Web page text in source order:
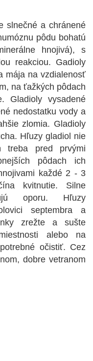
slnečné a chránené
pôdu bohatú
hnojivá), s
reakciou. Gadioly
mája na vzdialenosť
na ťažkých pôdach
Gladioly vysadené
nedostatku vody a
zlomia. Gladioly
Hľuzy gladiol nie
treba pred prvými
pôdach ich
každé 2 - 3
kvitnutie. Silne
oporu. Hľuzy
septembra a
zrežte a sušte
alebo na
očistiť. Cez
dobre vetranom